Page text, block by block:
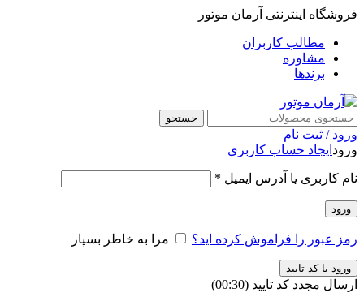
فروشگاه اینترنتی آرمان موتور
مطالب کاربران
مشاوره
برندها
جستجو
ورود / ثبت نام
ورود ایجاد حساب کاربری
نام کاربری یا آدرس ایمیل *
ورود
رمز عبور را فراموش کرده اید؟ مرا به خاطر بسپار
ورود با کد تایید
ارسال مجدد کد تایید (00:
30
)